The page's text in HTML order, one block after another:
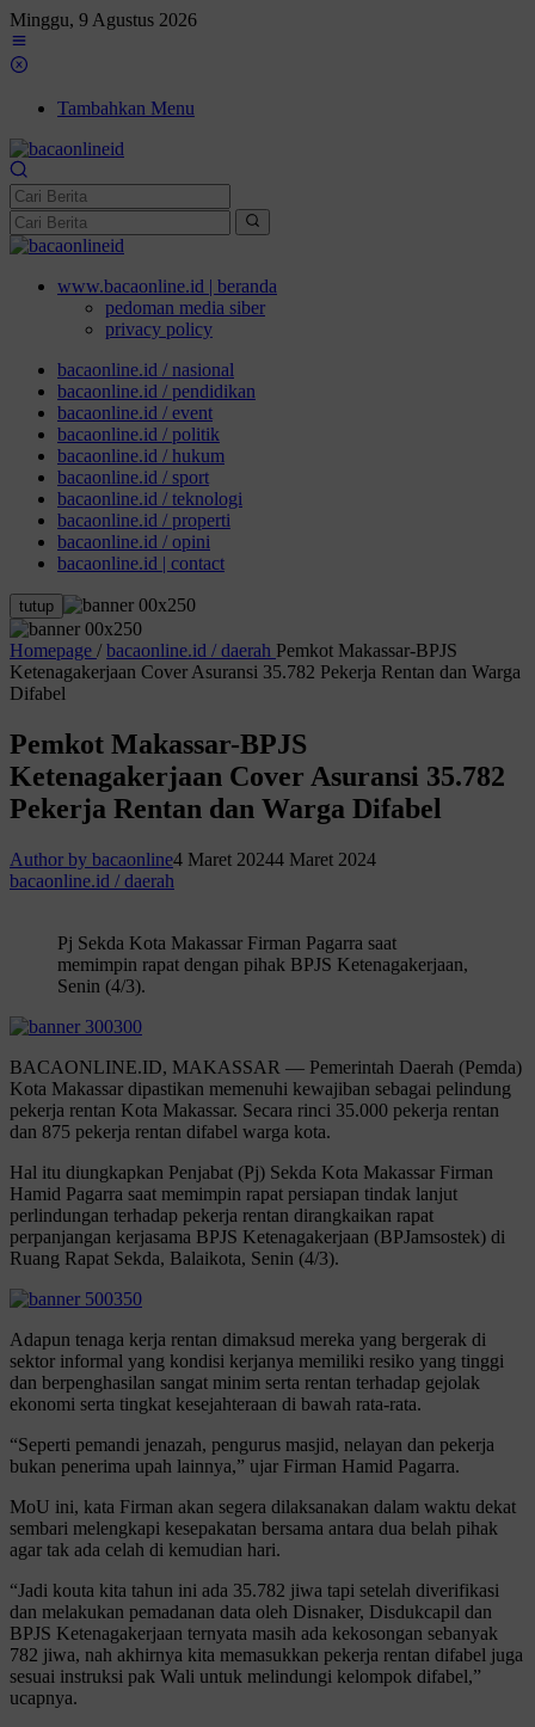
Minggu, 9 Agustus 2026
Tambahkan Menu
www.bacaonline.id | beranda
pedoman media siber
privacy policy
bacaonline.id / nasional
bacaonline.id / pendidikan
bacaonline.id / event
bacaonline.id / politik
bacaonline.id / hukum
bacaonline.id / sport
bacaonline.id / teknologi
bacaonline.id / properti
bacaonline.id / opini
bacaonline.id | contact
tutup
Homepage / bacaonline.id / daerah Pemkot Makassar-BPJS
Ketenagakerjaan Cover Asuransi 35.782 Pekerja Rentan dan Warga
Difabel
Pemkot Makassar-BPJS
Ketenagakerjaan Cover Asuransi 35.782
Pekerja Rentan dan Warga Difabel
Author by bacaonline4 Maret 20244 Maret 2024
bacaonline.id / daerah
Pj Sekda Kota Makassar Firman Pagarra saat
memimpin rapat dengan pihak BPJS Ketenagakerjaan,
Senin (4/3).
BACAONLINE.ID, MAKASSAR — Pemerintah Daerah (Pemda)
Kota Makassar dipastikan memenuhi kewajiban sebagai pelindung
pekerja rentan Kota Makassar. Secara rinci 35.000 pekerja rentan
dan 875 pekerja rentan difabel warga kota.
Hal itu diungkapkan Penjabat (Pj) Sekda Kota Makassar Firman
Hamid Pagarra saat memimpin rapat persiapan tindak lanjut
perlindungan terhadap pekerja rentan dirangkaikan rapat
perpanjangan kerjasama BPJS Ketenagakerjaan (BPJamsostek) di
Ruang Rapat Sekda, Balaikota, Senin (4/3).
Adapun tenaga kerja rentan dimaksud mereka yang bergerak di
sektor informal yang kondisi kerjanya memiliki resiko yang tinggi
dan berpenghasilan sangat minim serta rentan terhadap gejolak
ekonomi serta tingkat kesejahteraan di bawah rata-rata.
“Seperti pemandi jenazah, pengurus masjid, nelayan dan pekerja
bukan penerima upah lainnya,” ujar Firman Hamid Pagarra.
MoU ini, kata Firman akan segera dilaksanakan dalam waktu dekat
sembari melengkapi kesepakatan bersama antara dua belah pihak
agar tak ada celah di kemudian hari.
“Jadi kouta kita tahun ini ada 35.782 jiwa tapi setelah diverifikasi
dan melakukan pemadanan data oleh Disnaker, Disdukcapil dan
BPJS Ketenagakerjaan ternyata masih ada kekosongan sebanyak
782 jiwa, nah akhirnya kita memasukkan pekerja rentan difabel juga
sesuai instruksi pak Wali untuk melindungi kelompok difabel,”
ucapnya.